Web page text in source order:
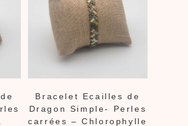
Bracelet Ecailles de
Dragon Simple- Perles
carrées – Chlorophylle